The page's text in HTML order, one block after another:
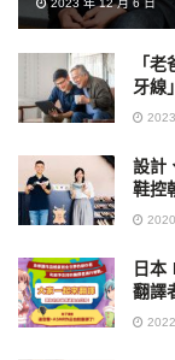
2023 年 12 月 6 日
「
牙線
設計
鞋控
日
翻譯